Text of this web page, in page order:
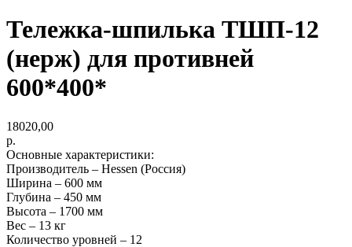
Тележка-шпилька ТШП-12
(нерж) для противней
600*400*
18020,00
р.
Основные характеристики:
Производитель – Hessen (Россия)
Ширина – 600 мм
Глубина – 450 мм
Высота – 1700 мм
Вес – 13 кг
Количество уровней – 12